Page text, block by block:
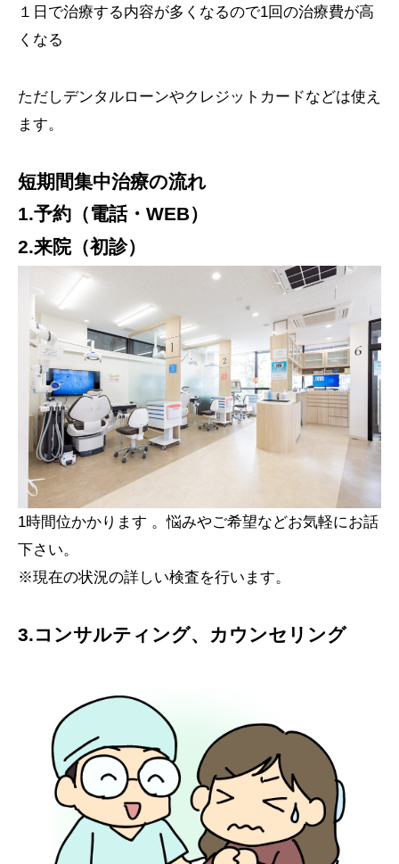
１日で治療する内容が多くなるので1回の治療費が高
くなる
ただしデンタルローンやクレジットカードなどは使え
ます。
短期間集中治療の流れ
1.予約（電話・WEB）
2.来院（初診）
1時間位かかります 。悩みやご希望などお気軽にお話
下さい。
※現在の状況の詳しい検査を行います。
3.コンサルティング、カウンセリング